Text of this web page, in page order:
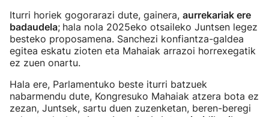
Iturri horiek gogorarazi dute, gainera, aurrekariak ere
badaudela; hala nola 2025eko otsaileko Juntsen legez
besteko proposamena. Sanchezi konfiantza-galdea
egitea eskatu zioten eta Mahaiak arrazoi horrexegatik
ez zuen onartu.
Hala ere, Parlamentuko beste iturri batzuek
nabarmendu dute, Kongresuko Mahaiak atzera bota ez
zezan, Juntsek, sartu duen zuzenketan, beren-beregi